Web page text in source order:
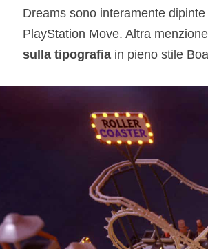
Dreams sono interamente
PlayStation Move. Altra
sulla tipografiain pieno stile